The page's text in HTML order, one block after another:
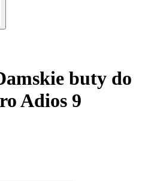
buty do
Adios 9